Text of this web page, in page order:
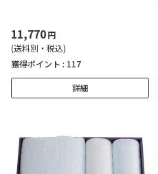
11,770円
(送料別・税込)
獲得ポイント : 117
詳細